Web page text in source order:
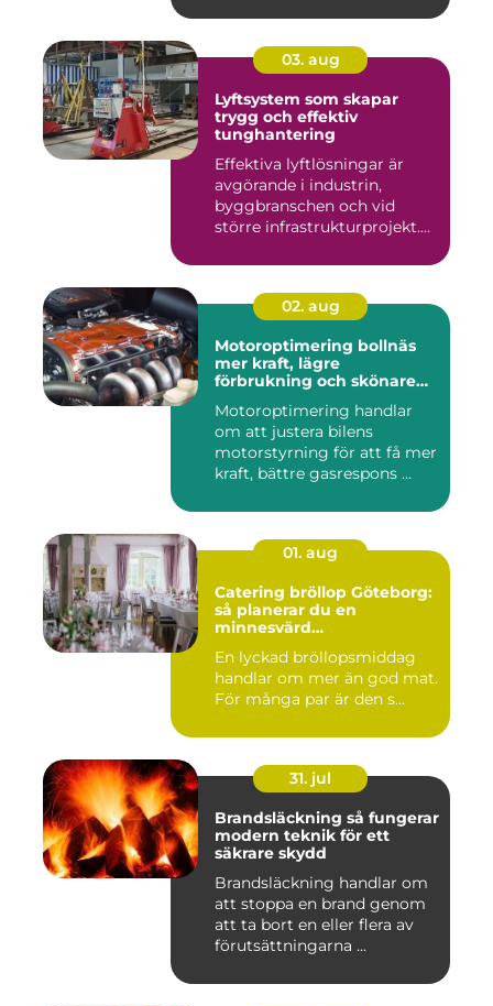
03. aug
Lyftsystem som skapar
trygg och effektiv
tunghantering
Effektiva lyftlösningar är
avgörande i industrin,
byggbranschen och vid
större infrastrukturprojekt....
02. aug
Motoroptimering bollnäs
mer kraft, lägre
förbrukning och skönare
Motoroptimering handlar
om att justera bilens
motorstyrning för att få mer
kraft, bättre gasrespons ...
01. aug
Catering bröllop Göteborg:
så planerar du en
minnesvärd
En lyckad bröllopsmiddag
handlar om mer än god mat.
För många par är den s...
31. jul
Brandsläckning så fungerar
modern teknik för ett
säkrare skydd
Brandsläckning handlar om
att stoppa en brand genom
att ta bort en eller flera av
förutsättningarna ...